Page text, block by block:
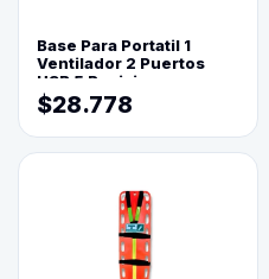
Base Para Portatil 1
Ventilador 2 Puertos
USB 5 Posiciones
$28.778